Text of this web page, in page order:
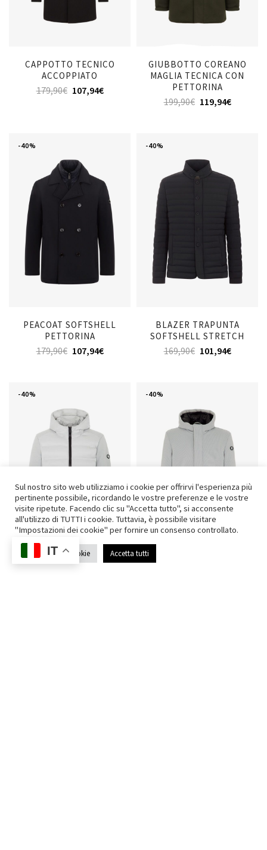
CAPPOTTO TECNICO
ACCOPPIATO
179,90€ 107,94€
GIUBBOTTO COREANO
MAGLIA TECNICA CON
PETTORINA
199,90€ 119,94€
-40%
PEACOAT SOFTSHELL
PETTORINA
179,90€ 107,94€
-40%
BLAZER TRAPUNTA
SOFTSHELL STRETCH
169,90€ 101,94€
-40% -40%
Sul nostro sito web utilizziamo i cookie per offrirvi l'esperienza più
pertinente possibile, ricordando le vostre preferenze e le vostre
visite ripetute. Facendo clic su "Accetta tutto", si acconsente
all'utilizzo di TUTTI i cookie. Tuttavia, è possibile visitare
"Impostazioni dei cookie" per fornire un consenso controllato.
Impostazioni Cookie Accetta tutti
IT